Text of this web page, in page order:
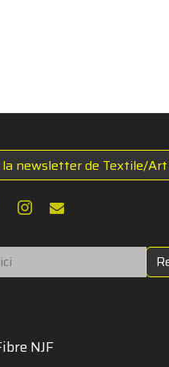
newsletter de Textile/Art
NJF